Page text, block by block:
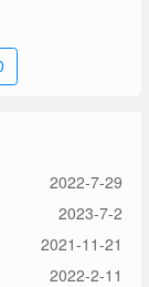
2022-7-29
2023-7-2
2021-11-21
2022-2-11